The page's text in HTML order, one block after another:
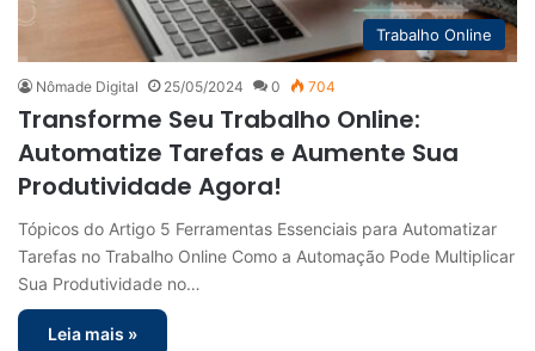
Trabalho Online
Nômade Digital 25/05/2024 0 704
Transforme Seu Trabalho Online:
Automatize Tarefas e Aumente Sua
Produtividade Agora!
Tópicos do Artigo 5 Ferramentas Essenciais para Automatizar
Tarefas no Trabalho Online Como a Automação Pode Multiplicar
Sua Produtividade no…
Leia mais »